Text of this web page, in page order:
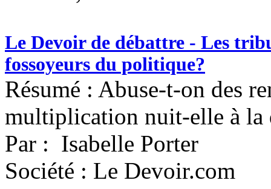
Le Devoir de débattre - Les
fossoyeurs du politique?
Résumé : Abuse-t-on des
multiplication nuit-elle à la
Par : Isabelle Porter
Société : Le Devoir.com